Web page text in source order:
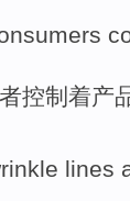
控制 着产
lines